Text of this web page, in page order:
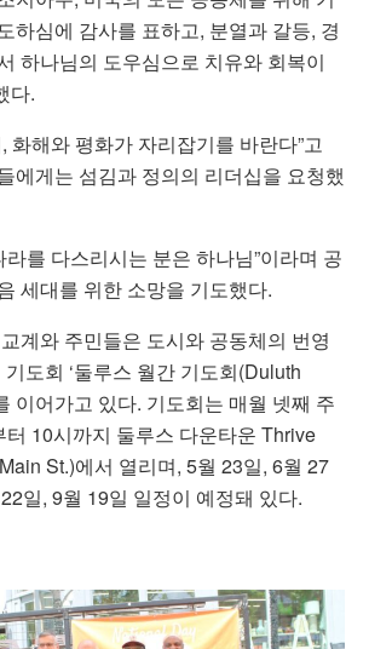
하심에 감사를 표하고, 분열과 갈등, 경
하나님의 도우심으로 치유와 회복이
다.
화해와 평화가 자리잡기를 바란다”고
에게는 섬김과 정의의 리더십을 요청했
라를 다스리시는 분은 하나님”이라며 공
세대를 위한 소망을 기도했다.
계와 주민들은 도시와 공동체의 번영
도회 ‘둘루스 월간 기도회(Duluth
이어가고 있다. 기도회는 매월 넷째 주
터 10시까지 둘루스 다운타운 Thrive
St.)에서 열리며, 5월 23일, 6월 27
일, 9월 19일 일정이 예정돼 있다.